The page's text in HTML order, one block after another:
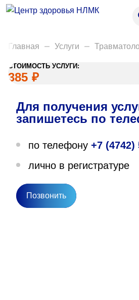
Анализы
Акции
Пациентам
Вакансии
О нас
Направления деятельности
Главная Услуги
СТОИМОСТЬ УСЛУГИ:
385 ₽
Для получения
запишетесь по
по телефону +7 (4742)
лично в регистратуре
Позвонить